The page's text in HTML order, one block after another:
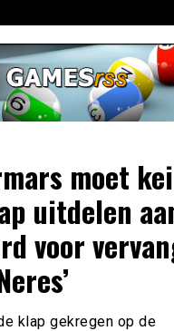
RSSmoet
uitdelen
voor
klap gekregen op de